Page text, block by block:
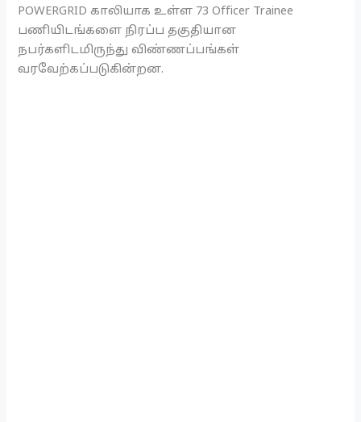
POWERGRID காலியாக உள்ள 73 Officer Trainee
பணியிடங்களை நிரப்ப தகுதியான
நபர்களிடமிருந்து விண்ணப்பங்கள்
வரவேற்கப்படுகின்றன.